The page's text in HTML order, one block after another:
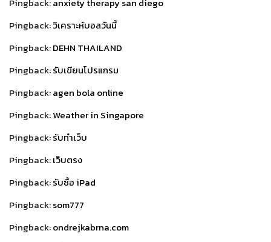
Pingback:anxiety therapy san diego
Pingback:วิเคราะห์บอลวันนี้
Pingback:DEHN THAILAND
Pingback:รับเขียนโปรแกรม
Pingback:agen bola online
Pingback:Weather in Singapore
Pingback:รับทำเว็บ
Pingback:เว็บตรง
Pingback:รับซื้อ iPad
Pingback:som777
Pingback:ondrejkabrna.com